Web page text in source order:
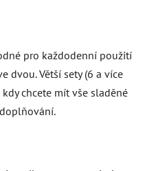
pro každodenní použití
dvou. Větší sety (6 a více
chcete mít vše sladěné